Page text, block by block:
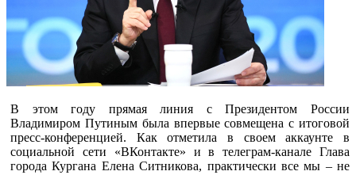
В этом году прямая линия с Президентом России
Владимиром Путиным была впервые совмещена с итоговой
пресс-конференцией. Как отметила в своем аккаунте в
социальной сети «ВКонтакте» и в телеграм-канале Глава
города Кургана Елена Ситникова, практически все мы – не